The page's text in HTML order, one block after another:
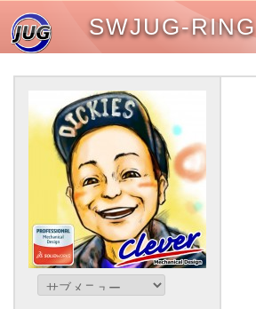
SWJUG-RING